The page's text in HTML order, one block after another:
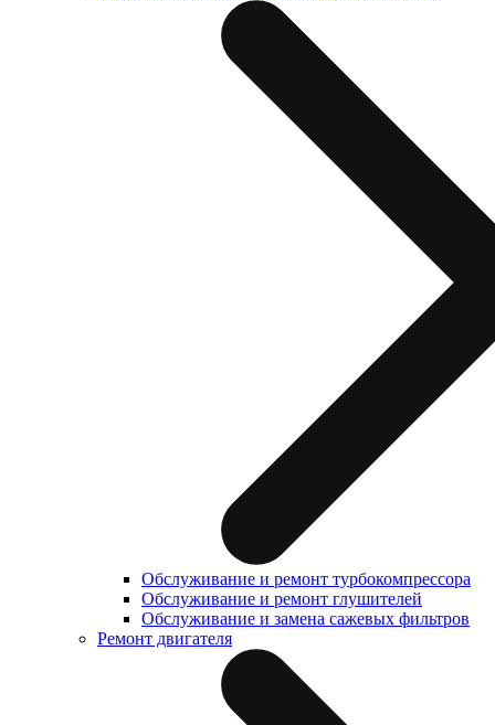
Обслуживание и ремонт турбокомпрессора
Обслуживание и ремонт глушителей
Обслуживание и замена сажевых фильтров
Ремонт двигателя